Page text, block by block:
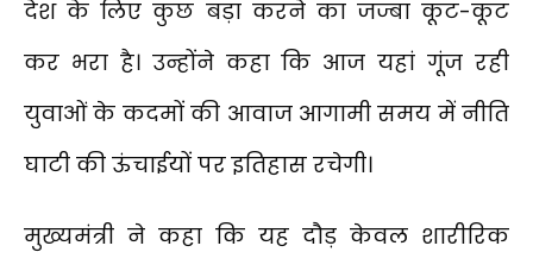
देश के लिए कुछ बड़ा करने का जज्बा कूट-कूट
कर भरा है। उन्होंने कहा कि आज यहां गूंज रही
युवाओं के कदमों की आवाज आगामी समय में नीति
घाटी की ऊंचाईयों पर इतिहास रचेगी।
मुख्यमंत्री ने कहा कि यह दौड़ केवल शारीरिक